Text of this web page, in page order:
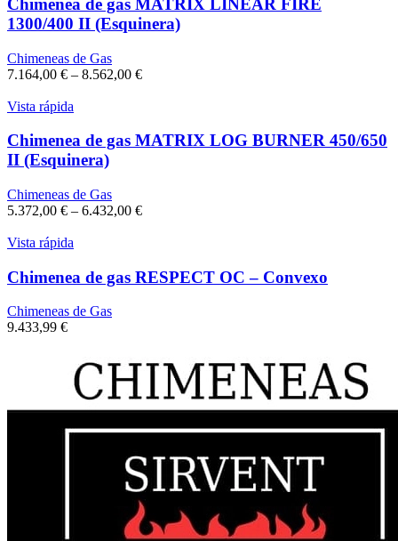
Chimenea de gas MATRIX LINEAR FIRE
1300/400 II (Esquinera)
Chimeneas de Gas
7.164,00 € – 8.562,00 €
Vista rápida
Chimenea de gas MATRIX LOG BURNER 450/650
II (Esquinera)
Chimeneas de Gas
5.372,00 € – 6.432,00 €
Vista rápida
Chimenea de gas RESPECT OC – Convexo
Chimeneas de Gas
9.433,99 €